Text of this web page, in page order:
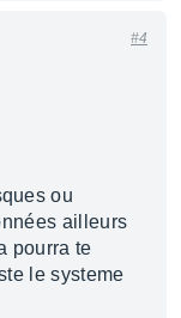
#4
ou
ailleurs
pourra te
le systeme